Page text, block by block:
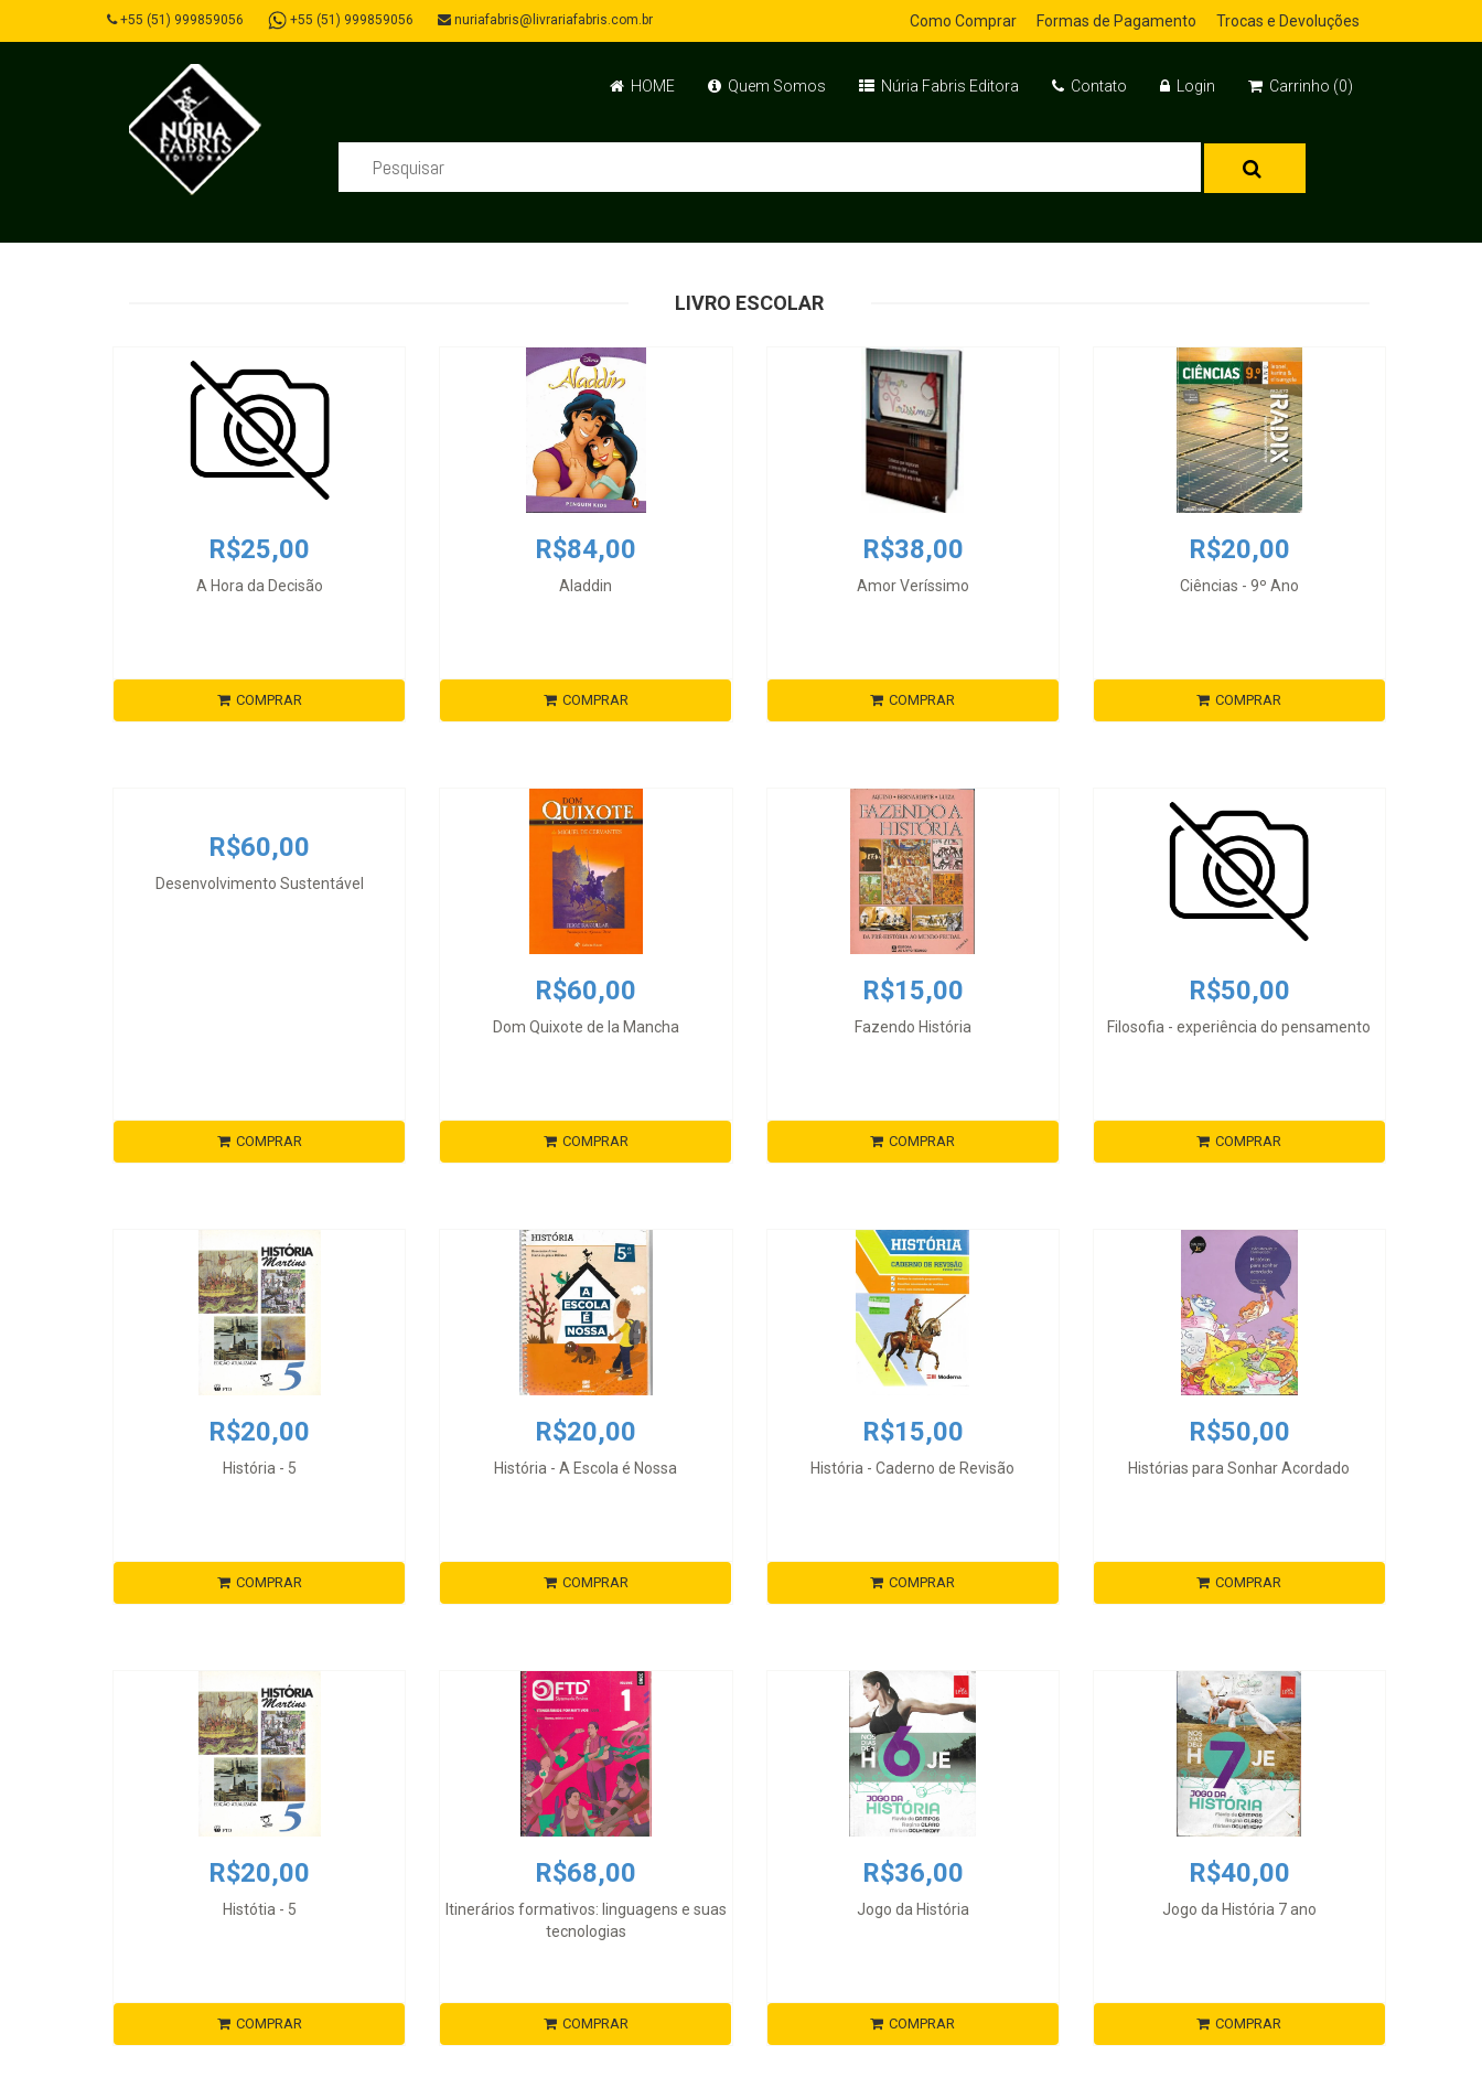
+55 (51) 999859056 +55 (51) 999859056 nuriafabris@livrariafabris.com.br Como Comprar Formas de Pagamento Trocas e Devoluções
HOME Quem Somos Núria Fabris Editora Contato Login Carrinho (0)
LIVRO ESCOLAR
R$25,00
A Hora da Decisão
COMPRAR
R$84,00
Aladdin
COMPRAR
R$38,00
Amor Veríssimo
COMPRAR
R$20,00
Ciências - 9º Ano
COMPRAR
R$60,00
Desenvolvimento Sustentável
COMPRAR
R$60,00
Dom Quixote de la Mancha
COMPRAR
R$15,00
Fazendo História
COMPRAR
R$50,00
Filosofia - experiência do pensamento
COMPRAR
R$20,00
História - 5
COMPRAR
R$20,00
História - A Escola é Nossa
COMPRAR
R$15,00
História - Caderno de Revisão
COMPRAR
R$50,00
Histórias para Sonhar Acordado
COMPRAR
R$20,00
Histótia - 5
COMPRAR
R$68,00
Itinerários formativos: linguagens e suas
tecnologias
COMPRAR
R$36,00
Jogo da História
COMPRAR
R$40,00
Jogo da História 7 ano
COMPRAR